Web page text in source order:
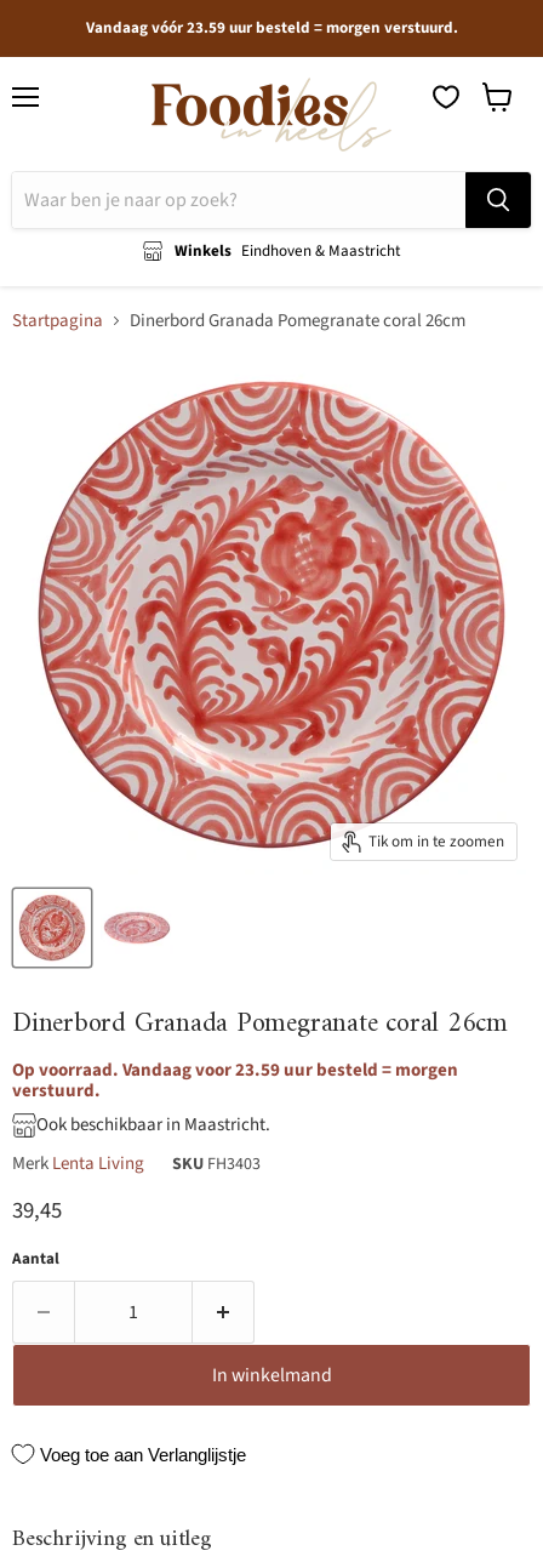
Vandaag vóór 23.59 uur besteld = morgen verstuurd.
Winkels Eindhoven & Maastricht
Startpagina Dinerbord Granada Pomegranate coral 26cm
Tik om in te zoomen
Dinerbord Granada Pomegranate coral 26cm
Op voorraad. Vandaag voor 23.59 uur besteld = morgen
verstuurd.
Ook beschikbaar in Maastricht.
MerkLenta Living SKU FH3403
Huidige prijs
39,45
Aantal
In winkelmand
Voeg toe aan Verlanglijstje
Beschrijving en uitleg